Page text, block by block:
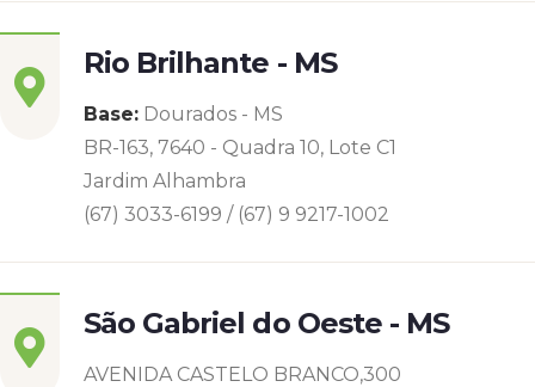
Rio Brilhante - MS
Base: Dourados - MS
BR-163, 7640 - Quadra 10, Lote C1
Jardim Alhambra
(67) 3033-6199 / (67) 9 9217-1002
São Gabriel do Oeste - MS
AVENIDA CASTELO BRANCO,300